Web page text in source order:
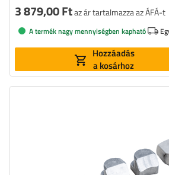
3 879,00 Ftaz ár tartalmazza az ÁFÁ-t
A termék nagy mennyiségben kapható
Hozzáadás
a kosárhoz